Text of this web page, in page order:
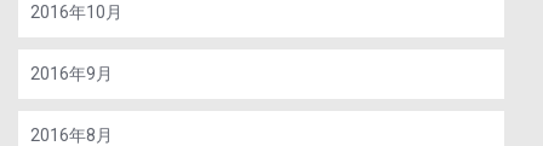
2016年10月
2016年9月
2016年8月